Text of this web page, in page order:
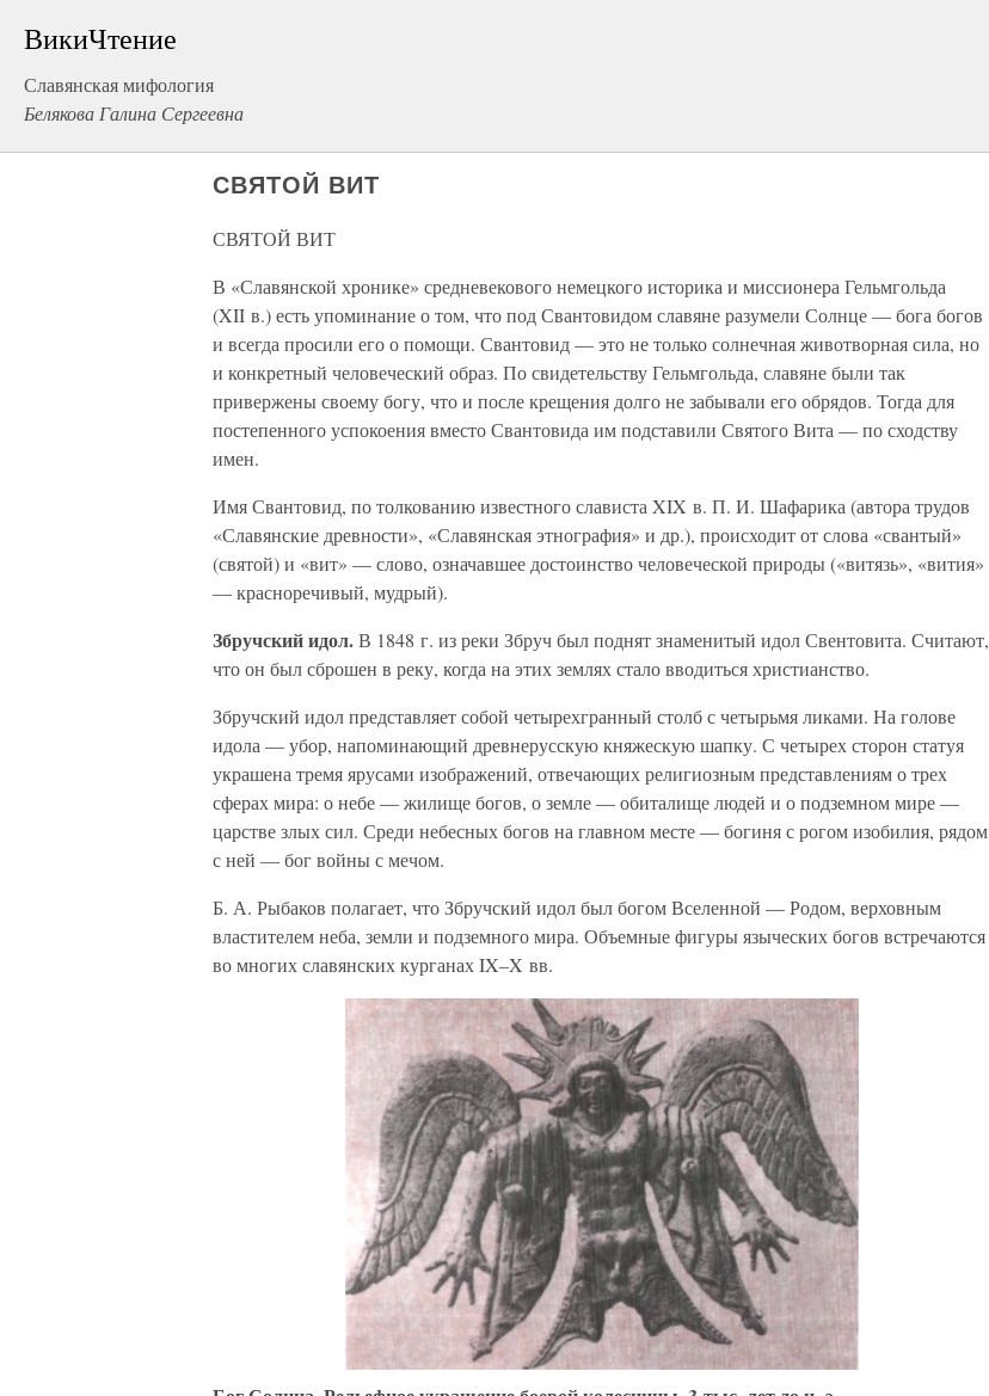
ВикиЧтение
Славянская мифология
Белякова Галина Сергеевна
СВЯТОЙ ВИТ
СВЯТОЙ ВИТ
В «Славянской хронике» средневекового немецкого историка и миссионера Гельмгольда
(XII в.) есть упоминание о том, что под Свантовидом славяне разумели Солнце — бога богов
и всегда просили его о помощи. Свантовид — это не только солнечная животворная сила, но
и конкретный человеческий образ. По свидетельству Гельмгольда, славяне были так
привержены своему богу, что и после крещения долго не забывали его обрядов. Тогда для
постепенного успокоения вместо Свантовида им подставили Святого Вита — по сходству
имен.
Имя Свантовид, по толкованию известного слависта XIX в. П. И. Шафарика (автора трудов
«Славянские древности», «Славянская этнография» и др.), происходит от слова «свантый»
(святой) и «вит» — слово, означавшее достоинство человеческой природы («витязь», «вития»
— красноречивый, мудрый).
Збручский идол.В 1848 г. из реки Збруч был поднят знаменитый идол Свентовита. Считают,
что он был сброшен в реку, когда на этих землях стало вводиться христианство.
Збручский идол представляет собой четырехгранный столб с четырьмя ликами. На голове
идола — убор, напоминающий древнерусскую княжескую шапку. С четырех сторон статуя
украшена тремя ярусами изображений, отвечающих религиозным представлениям о трех
сферах мира: о небе — жилище богов, о земле — обиталище людей и о подземном мире —
царстве злых сил. Среди небесных богов на главном месте — богиня с рогом изобилия, рядом
с ней — бог войны с мечом.
Б. А. Рыбаков полагает, что Збручский идол был богом Вселенной — Родом, верховным
властителем неба, земли и подземного мира. Объемные фигуры языческих богов встречаются
во многих славянских курганах IX–X вв.